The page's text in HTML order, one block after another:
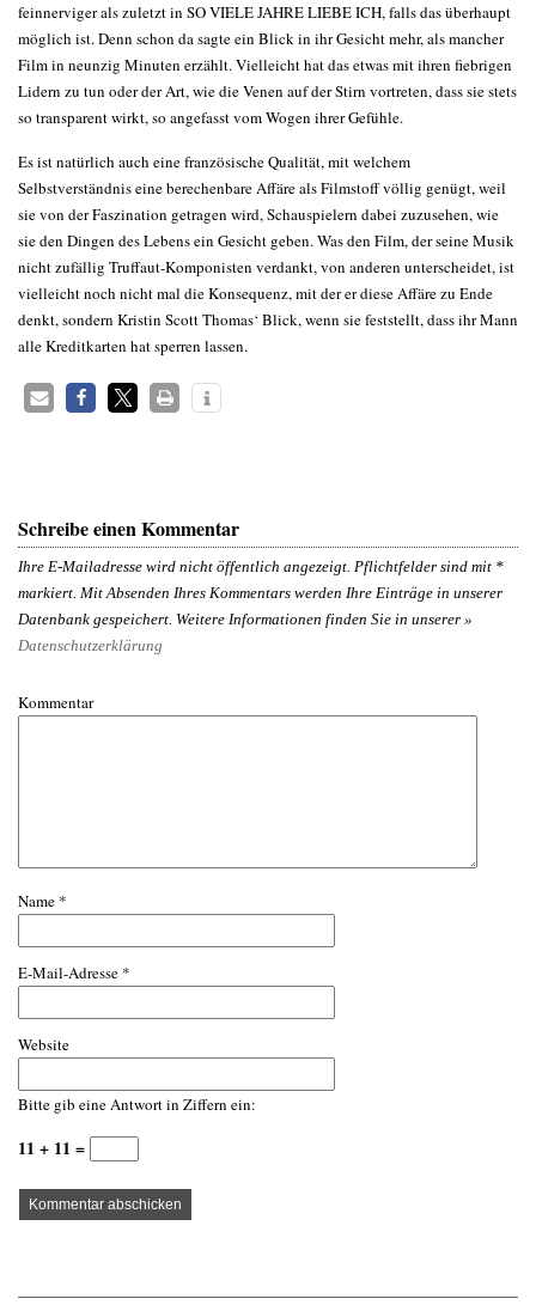
feinnerviger als zuletzt in SO VIELE JAHRE LIEBE ICH, falls das überhaupt
möglich ist. Denn schon da sagte ein Blick in ihr Gesicht mehr, als mancher
Film in neunzig Minuten erzählt. Vielleicht hat das etwas mit ihren fiebrigen
Lidern zu tun oder der Art, wie die Venen auf der Stirn vortreten, dass sie stets
so transparent wirkt, so angefasst vom Wogen ihrer Gefühle.
Es ist natürlich auch eine französische Qualität, mit welchem
Selbstverständnis eine berechenbare Affäre als Filmstoff völlig genügt, weil
sie von der Faszination getragen wird, Schauspielern dabei zuzusehen, wie
sie den Dingen des Lebens ein Gesicht geben. Was den Film, der seine Musik
nicht zufällig Truffaut-Komponisten verdankt, von anderen unterscheidet, ist
vielleicht noch nicht mal die Konsequenz, mit der er diese Affäre zu Ende
denkt, sondern Kristin Scott Thomas‘ Blick, wenn sie feststellt, dass ihr Mann
alle Kreditkarten hat sperren lassen.
Schreibe einen Kommentar
Ihre E-Mailadresse wird nicht öffentlich angezeigt. Pflichtfelder sind mit *
markiert. Mit Absenden Ihres Kommentars werden Ihre Einträge in unserer
Datenbank gespeichert. Weitere Informationen finden Sie in unserer »
Datenschutzerklärung
Kommentar
Name *
E-Mail-Adresse *
Website
Bitte gib eine Antwort in Ziffern ein:
11 + 11 =